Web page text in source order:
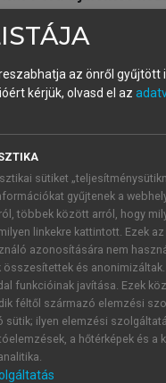
vagy hozz létre új
apróbaidőszak
SAJÁT FIÓKKAL
LÉTREHOZÁSA
hozzáférés
az önről gyűjtött
kérjük, olvasd el az
sütiket
gyűjtenek a
többek között arról, hogy
linkekre kattintott. Ezek
azonosítására nem
összesítettek és
funkcióinak javítása. Ezek
féltől származó elemzési
sütik; ilyen elemzési
a hőtérképek és a